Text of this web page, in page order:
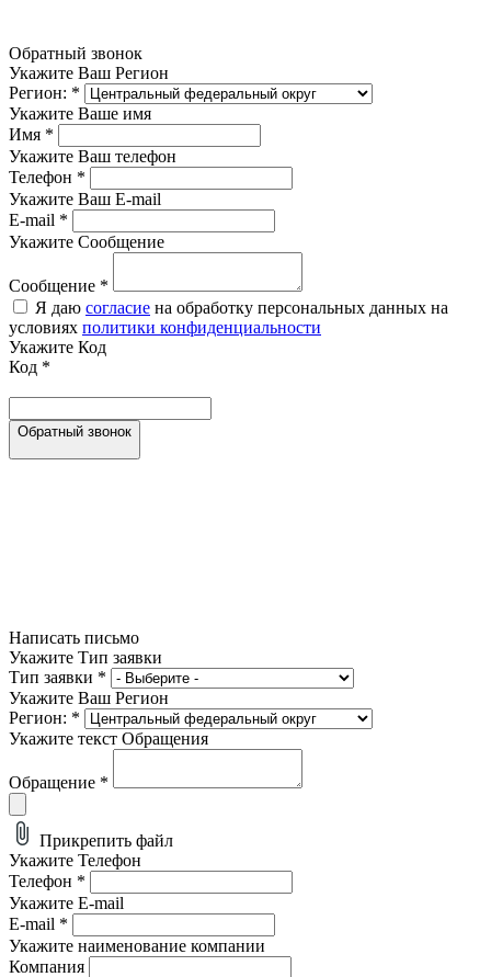
Обратный звонок
Укажите Ваш Регион
Регион: *
Укажите Ваше имя
Имя *
Укажите Ваш телефон
Телефон *
Укажите Ваш E-mail
E-mail *
Укажите Сообщение
Сообщение *
Я даю согласие на обработку персональных данных на
условиях политики конфиденциальности
Укажите Код
Код *
Обратный звонок
Написать письмо
Укажите Тип заявки
Тип заявки *
Укажите Ваш Регион
Регион: *
Укажите текст Обращения
Обращение *
Прикрепить файл
Укажите Телефон
Телефон *
Укажите E-mail
E-mail *
Укажите наименование компании
Компания